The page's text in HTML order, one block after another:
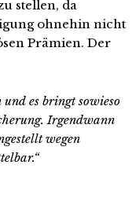
stellen, da
ohnehin nicht
Prämien. Der
es bringt sowieso
Irgendwann
wegen